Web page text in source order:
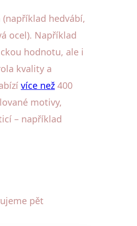
hedvábí,
ocel). Například
hodnotu, ale i
kvality a
více než 400
motivy,
– například
pět